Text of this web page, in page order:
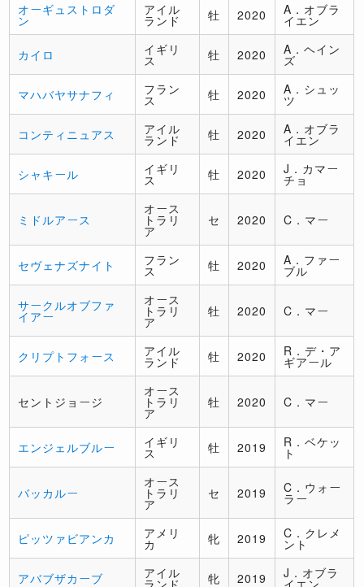
オーギュストロダ
ン
アイル
ランド 牡 2020 A．オブラ
イエン
カイロ イギリ
ス 牡 2020 A．ヘイン
ズ
マハバヤサナフィ フラン
ス 牡 2020 A．シュッ
ツ
コンティニュアス アイル
ランド 牡 2020 A．オブラ
イエン
シャキール イギリ
ス 牡 2020 J．カマー
チョ
ミドルアース
オース
トラリ
ア
セ 2020 C．マー
セヴェナズナイト フラン
ス 牡 2020 A．ファー
ブル
サークルオブファ
イアー
オース
トラリ
ア
牡 2020 C．マー
クリプトフォース アイル
ランド 牡 2020 R．デ・ア
ギアール
セントジョージ
オース
トラリ
ア
牡 2020 C．マー
エンジェルブルー イギリ
ス 牡 2019 R．ベケッ
ト
バッカルー
オース
トラリ
ア
セ 2019 C．ウォー
ラー
ピッツァビアンカ アメリ
カ 牝 2019 C．クレメ
ント
アバブザカーブ アイル
ランド 牝 2019 J．オブラ
イエン